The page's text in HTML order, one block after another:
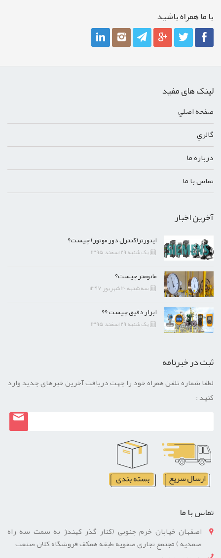
با ما همراه باشيد
لینک های مفید
صفحه اصلي
گالري
درباره ما
تماس با ما
آخرین اخبار
اینورتر(کنترل دور موتور) چیست؟
یک شنبه 29 اسفند 1395
مانومتر چیست؟
سه شنبه 20 شهریور 1397
ابزار دقیق چیست ؟؟
یک شنبه 29 اسفند 1395
ثبت در خبرنامه
لطفا شماره تلفن همراه خود را جهت دریافت آخرین خبرهای جدید وارد
کنید :
تماس با ما
اصفهان خیابان خرم جنوبی (کنار گذر کهندژ به سمت سه راه
صمدیه ) مجتمع تجاری صفویه طبقه همکف فروشگاه کلان صنعت